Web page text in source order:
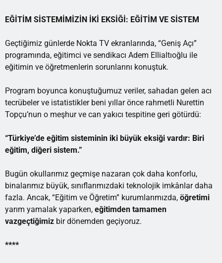
EĞİTİM SİSTEMİMİZİN İKİ EKSİĞİ: EĞİTİM VE SİSTEM
Geçtiğimiz günlerde Nokta TV ekranlarında, “Geniş Açı”
programında, eğitimci ve sendikacı Adem Ellialtıoğlu ile
eğitimin ve öğretmenlerin sorunlarını konuştuk.
Program boyunca konuştuğumuz veriler, sahadan gelen acı
tecrübeler ve istatistikler beni yıllar önce rahmetli Nurettin
Topçu’nun o meşhur ve can yakıcı tespitine geri götürdü:
“Türkiye’de eğitim sisteminin iki büyük eksiği vardır: Biri
eğitim, diğeri sistem.”
Bugün okullarımız geçmişe nazaran çok daha konforlu,
binalarımız büyük, sınıflarımızdaki teknolojik imkânlar daha
fazla. Ancak, “Eğitim ve Öğretim” kurumlarımızda, öğretimi
yarım yamalak yaparken, eğitimden tamamen
vazgeçtiğimiz bir dönemden geçiyoruz.
****